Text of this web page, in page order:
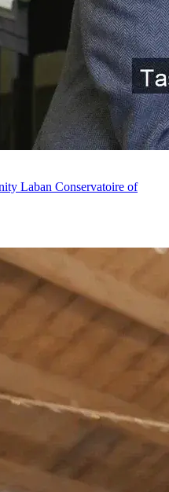
Laban Conservatoire of